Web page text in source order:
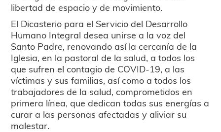
libertad de espacio y de movimiento.
El Dicasterio para el Servicio del Desarrollo
Humano Integral desea unirse a la voz del
Santo Padre, renovando así la cercanía de la
Iglesia, en la pastoral de la salud, a todos los
que sufren el contagio de COVID-19, a las
víctimas y sus familias, así como a todos los
trabajadores de la salud, comprometidos en
primera línea, que dedican todas sus energías a
curar a las personas afectadas y aliviar su
malestar.